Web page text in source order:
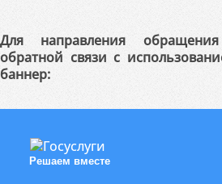
Для направления
обратной связи с
баннер:
Решаем вместе